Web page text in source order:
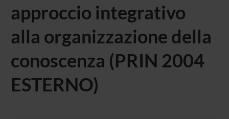
approccio integrativo
alla organizzazione della
conoscenza (PRIN 2004
ESTERNO)